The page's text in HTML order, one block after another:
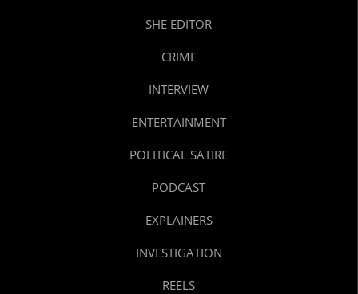
SHE EDITOR
CRIME
INTERVIEW
ENTERTAINMENT
POLITICAL SATIRE
PODCAST
EXPLAINERS
INVESTIGATION
REELS